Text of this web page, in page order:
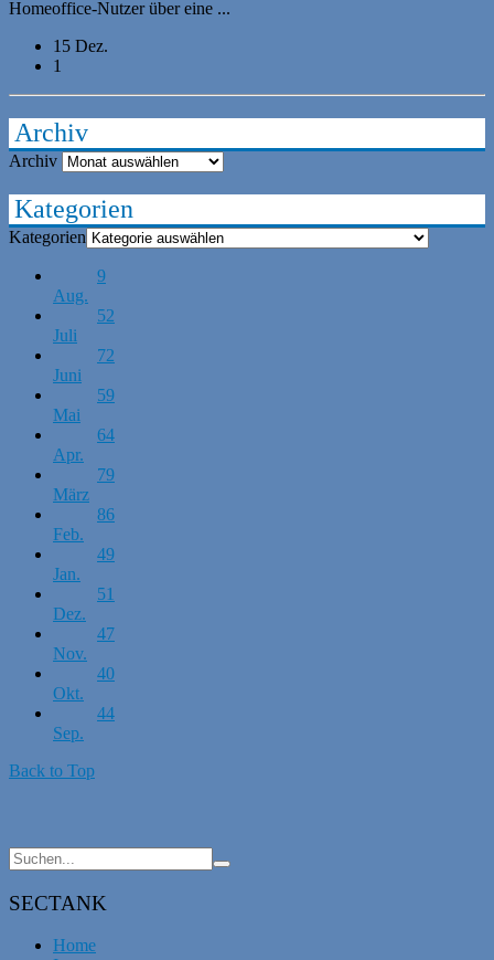
Homeoffice-Nutzer über eine ...
15 Dez.
1
Archiv
Archiv
Kategorien
Kategorien
9
Aug.
52
Juli
72
Juni
59
Mai
64
Apr.
79
März
86
Feb.
49
Jan.
51
Dez.
47
Nov.
40
Okt.
44
Sep.
Back to Top
SECTANK
Home